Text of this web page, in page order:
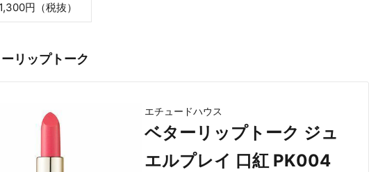
1,300円（税抜）
リップトーク
エチュードハウス
ベターリップトーク ジュ
エルプレイ 口紅 PK004